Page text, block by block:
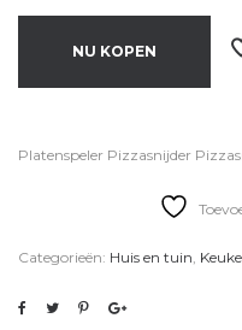
NU KOPEN
Platenspeler Pizzasnijder
Categorieën: Huis en tuin,